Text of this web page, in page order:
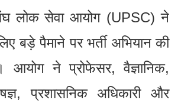
लोक सेवा आयोग (UPSC) ने
बड़े पैमाने पर भर्ती अभियान की
आयोग ने प्रोफेसर, वैज्ञानिक,
प्रशासनिक अधिकारी और